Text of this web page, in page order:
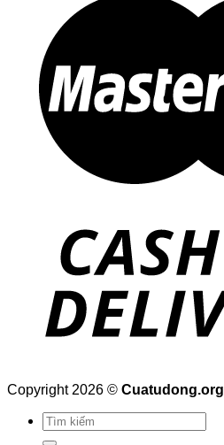
Copyright 2026 © Cuatudong.org
Tìm
kiếm: